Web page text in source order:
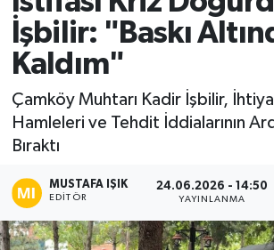
İşbilir: "Baskı
Kaldım"
Çamköy Muhtarı Kadir İşbilir,
Hamleleri ve Tehdit İddialarının
Bıraktı
MUSTAFA IŞIK
EDITÖR
24.06.2026 - 14:50
YAYINLANMA
Ekonomi
Sağlık
Tokat Haber